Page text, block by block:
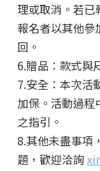
理或取消。若已
報名者以其他參
回。
6.贈品：款式與
7.安全：本次活
加保。活動過程
之指引。
8.其他未盡事項
題，歡迎洽詢